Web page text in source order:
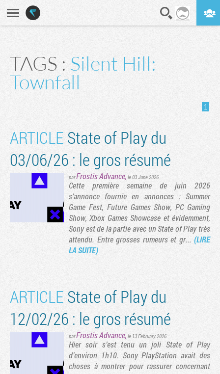
TAGS : Silent Hill:
Townfall
1
ARTICLE State of Play du
03/06/26 : le gros résumé
parFrostis Advance, le 03 June 2026
Cette première semaine de juin 2026
s’annonce fournie en annonces : Summer
Game Fest, Future Games Show, PC Gaming
Show, Xbox Games Showcase et évidemment,
Sony est de la partie avec un State of Play très
attendu. Entre grosses rumeurs et gr... (LIRE
LA SUITE)
ARTICLE State of Play du
12/02/26 : le gros résumé
parFrostis Advance, le 13 February 2026
​Hier soir s’est tenu un joli State of Play
d’environ 1h10. Sony PlayStation avait des
choses à montrer pour rassurer concernant
Tribune